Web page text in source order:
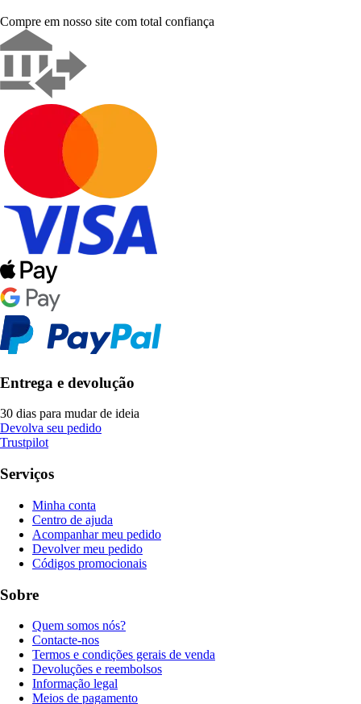
Compre em nosso site com total confiança
Entrega e devolução
30 dias para mudar de ideia
Devolva seu pedido
Trustpilot
Serviços
Minha conta
Centro de ajuda
Acompanhar meu pedido
Devolver meu pedido
Códigos promocionais
Sobre
Quem somos nós?
Contacte-nos
Termos e condições gerais de venda
Devoluções e reembolsos
Informação legal
Meios de pagamento